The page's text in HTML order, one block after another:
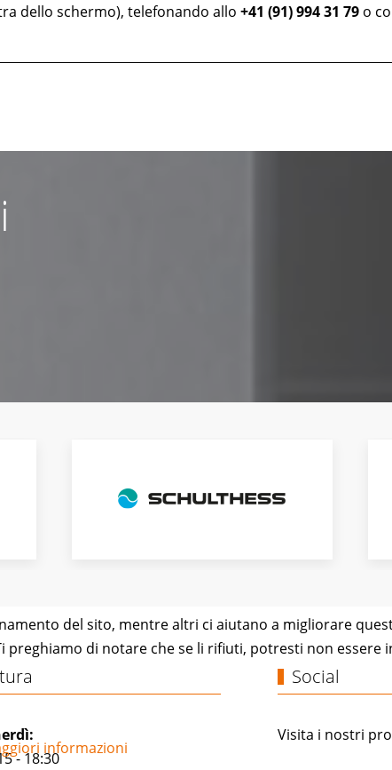
dello schermo), telefonando allo +41 (91) 994 31 79 o
- 18:30
Social
Visita i nostri
del sito, mentre altri ci aiutano a migliorare
di notare che se li rifiuti, potresti non essere
informazioni